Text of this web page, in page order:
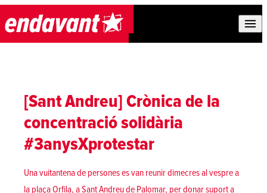
Skip to content
[Sant Andreu] Crònica de la
concentració solidària
#3anysXprotestar
Una vuitantena de persones es van reunir dimecres al vespre a
la plaça Orfila, a Sant Andreu de Palomar, per donar suport a